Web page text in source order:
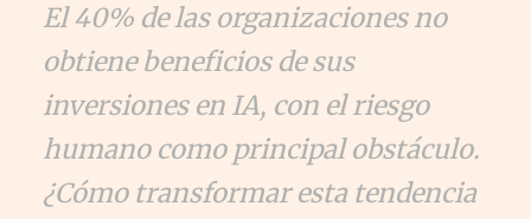
El 40% de las organizaciones no
obtiene beneficios de sus
inversiones en IA, con el riesgo
humano como principal obstáculo.
¿Cómo transformar esta tendencia